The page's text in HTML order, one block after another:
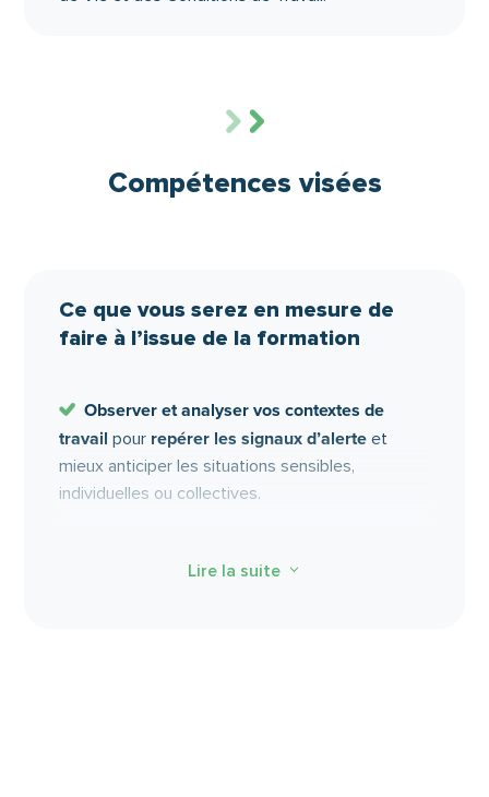
Compétences visées
Ce que vous serez en mesure de
faire à l’issue de la formation
Observer et analyser vos contextes de
travail pour repérer les signaux d’alerte et
mieux anticiper les situations sensibles,
individuelles ou collectives.
risques psychosociaux : comprendre les causes,
Lire la suite 3